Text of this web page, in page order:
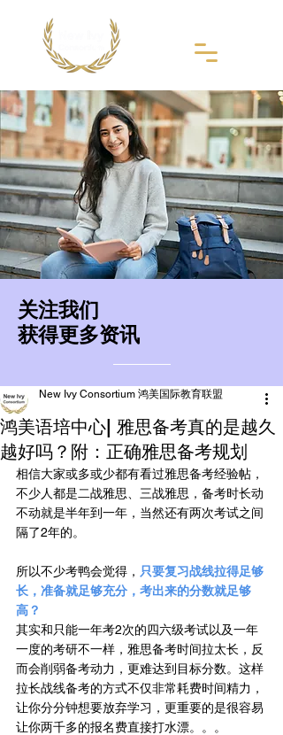
​关注我们
获得更多资讯
鸿美语培中心| 雅思备考真的是越久
越好吗？附：正确雅思备考规划
New Ivy Consortium 鸿美国际教育联盟
相信大家或多或少都有看过雅思备考经验帖，
不少人都是二战雅思、三战雅思，备考时长动
不动就是半年到一年，当然还有两次考试之间
隔了2年的。
所以不少考鸭会觉得， 只要复习战线拉得足够
长，准备就足够充分，考出来的分数就足够
高？
其实和只能一年考2次的四六级考试以及一年
一度的考研不一样，雅思备考时间拉太长，反
而会削弱备考动力，更难达到目标分数。这样
拉长战线备考的方式不仅非常耗费时间精力，
让你分分钟想要放弃学习，更重要的是很容易
让你两千多的报名费直接打水漂。。。